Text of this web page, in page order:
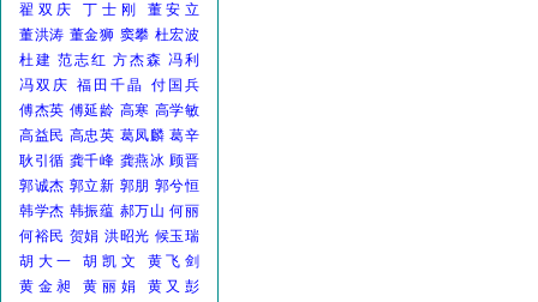
翟双庆
丁士刚
董安立
董洪涛 董金狮 窦攀 杜宏波
杜建 范志红 方杰森 冯利
冯双庆 福田千晶 付国兵
傅杰英 傅延龄 高寒 高学敏
高益民 高忠英 葛凤麟 葛辛
耿引循 龚千峰 龚燕冰 顾晋
郭诚杰 郭立新 郭朋 郭兮恒
韩学杰 韩振蕴 郝万山 何丽
何裕民 贺娟 洪昭光 候玉瑞
胡大一
胡凯文
黄飞剑
黄金昶
黄丽娟
黄又彭